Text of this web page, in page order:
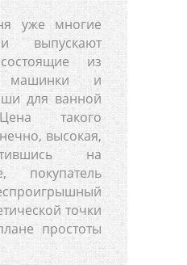
уже многие
выпускают
из
машинки и
для ванной
такого
высокая,
на
покупатель
точки
простоты